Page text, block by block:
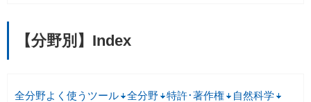
【分野別】Index
全分野よく使うツール 全分野 特許･著作権 自然科学